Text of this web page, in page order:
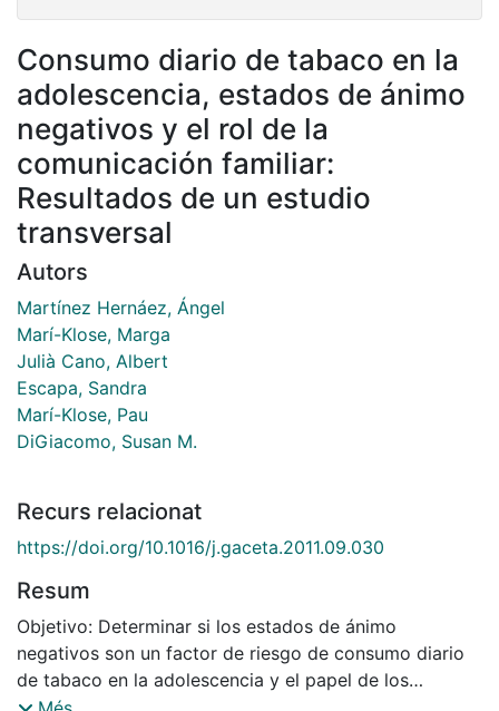
Consumo diario de tabaco en la
adolescencia, estados de ánimo
negativos y el rol de la
comunicación familiar:
Resultados de un estudio
transversal
Autors
Martínez Hernáez, Ángel
Marí-Klose, Marga
Julià Cano, Albert
Escapa, Sandra
Marí-Klose, Pau
DiGiacomo, Susan M.
Recurs relacionat
https://doi.org/10.1016/j.gaceta.2011.09.030
Resum
Objetivo: Determinar si los estados de ánimo
negativos son un factor de riesgo de consumo diario
de tabaco en la adolescencia y el papel de los
factores familiares en esta asociación. Método: